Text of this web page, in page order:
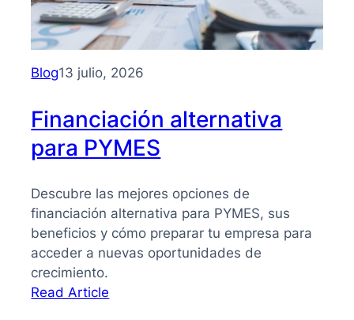
la
guía
que
necesitas
tomar
mejores
decisiones
Blog13 julio, 2026
Financiación alternativa
para PYMES
Descubre las mejores opciones de
financiación alternativa para PYMES, sus
beneficios y cómo preparar tu empresa para
acceder a nuevas oportunidades de
crecimiento.
Read Article